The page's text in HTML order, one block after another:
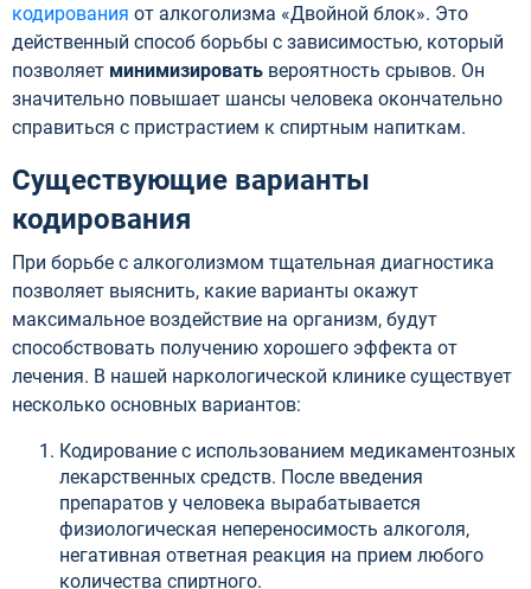
кодирования от алкоголизма «Двойной блок». Это
действенный способ борьбы с зависимостью, который
позволяет минимизировать вероятность срывов. Он
значительно повышает шансы человека окончательно
справиться с пристрастием к спиртным напиткам.
Существующие варианты
кодирования
При борьбе с алкоголизмом тщательная диагностика
позволяет выяснить, какие варианты окажут
максимальное воздействие на организм, будут
способствовать получению хорошего эффекта от
лечения. В нашей наркологической клинике существует
несколько основных вариантов:
Кодирование с использованием медикаментозных
лекарственных средств. После введения
препаратов у человека вырабатывается
физиологическая непереносимость алкоголя,
негативная ответная реакция на прием любого
количества спиртного.